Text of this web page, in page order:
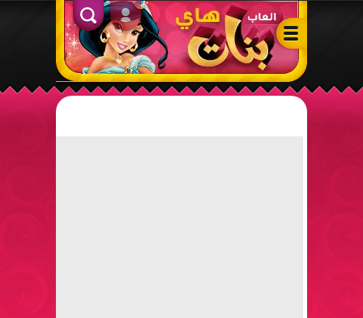
ألعاب بنات هاي – أفضل ألعاب تلبيس، مكياج، طبخ وأنشطة ممتعة
الدخول